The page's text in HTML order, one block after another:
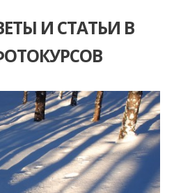
И СТАТЬИ В